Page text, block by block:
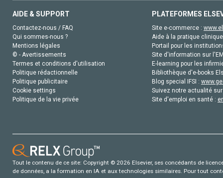
AIDE & SUPPORT
Contactez-nous / FAQ
Qui sommes-nous ?
Mentions légales
© - Avertissements
Termes et conditions d'utilisation
Politique rédactionnelle
Politique publicitaire
Cookie settings
Politique de la vie privée
PLATEFORMES
Site e-commerce :
Aide à la pratique
Portail pour les
Site d'information sur
E-learning pour les
Bibliothèque d'e-books
Blog special IFSI :
Suivez notre actualité
Site d'emploi en santé :
Tout le contenu de ce site: Copyright © 2026 Elsevier, ses concédants de
de données, a la formation en IA et aux technologies similaires. Pour tout